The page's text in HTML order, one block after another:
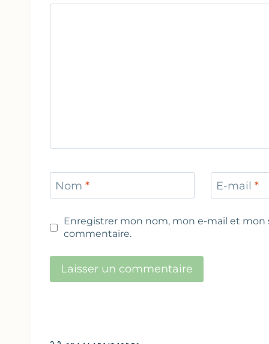
Nom * E-mail*
Enregistrer mon nom, mon e-mail et
commentaire.